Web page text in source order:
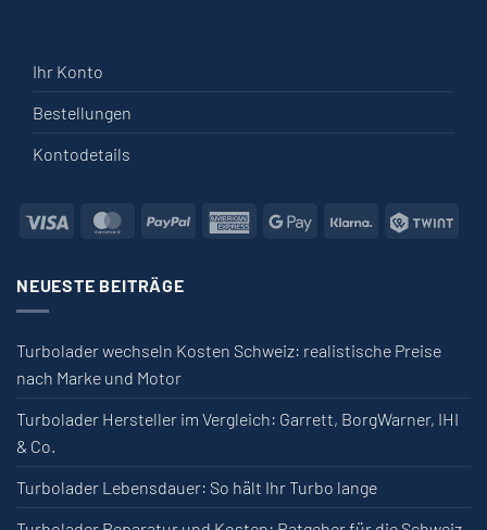
Ihr Konto
Bestellungen
Kontodetails
Visa MasterCardPayPal American Express
Google PayKlarna
NEUESTE BEITRÄGE
Turbolader wechseln Kosten Schweiz: realistische Preise
nach Marke und Motor
Turbolader Hersteller im Vergleich: Garrett, BorgWarner, IHI
& Co.
Turbolader Lebensdauer: So hält Ihr Turbo lange